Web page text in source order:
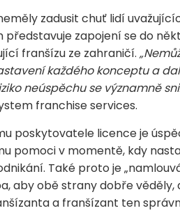
zadusit chuť lidí
představuje zapojení se do
franšízu ze zahraničí.
každého konceptu a
neúspěchu se významně
franchise services.
poskytovatele licence je
pomoci v momentě, kdy
Také proto je
aby obě strany dobře věděly,
a franšízant ten